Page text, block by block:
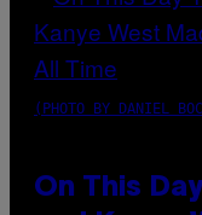
(PHOTO BY DANIEL
On This